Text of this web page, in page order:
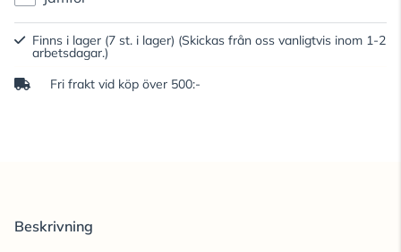
Finns i lager (7 st. i lager) (Skickas från oss vanligtvis inom 1-2
arbetsdagar.)
Fri frakt vid köp över 500:-
Beskrivning